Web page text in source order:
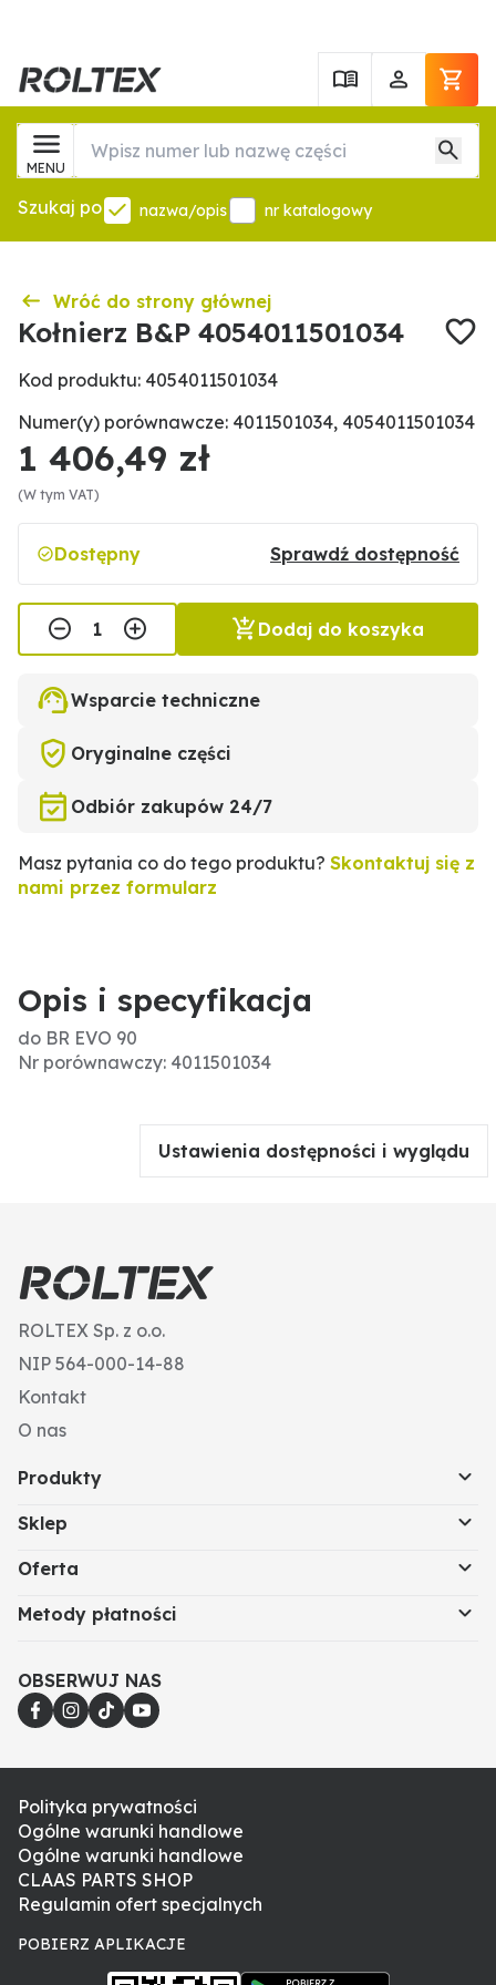
MENU
Szukaj po nazwa/opis nr katalogowy
Wróć do strony głównej
Kołnierz B&P 4054011501034
Kod produktu: 4054011501034
Numer(y) porównawcze: 4011501034, 4054011501034
1 406,49 zł
(W tym VAT)
Dostępny Sprawdź dostępność
Dodaj do koszyka
Wsparcie techniczne
Oryginalne części
Odbiór zakupów 24/7
Masz pytania co do tego produktu? Skontaktuj się z
nami przez formularz
Opis i specyfikacja
do BR EVO 90
Nr porównawczy: 4011501034
Ustawienia dostępności i wyglądu
ROLTEX Sp. z o.o.
NIP 564-000-14-88
Kontakt
O nas
Produkty
Sklep
Oferta
Metody płatności
OBSERWUJ NAS
Polityka prywatności
Ogólne warunki handlowe
Ogólne warunki handlowe
CLAAS PARTS SHOP
Regulamin ofert specjalnych
POBIERZ APLIKACJE